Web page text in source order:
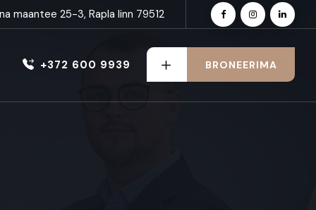
maantee 25-3, Rapla linn 79512
+372 600 9939 BRONEERIMA